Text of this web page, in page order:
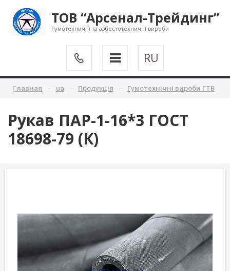
ТОВ “Арсенал-Трейдинг”
Гумотехничні та азбестотехничні вироби
RU
Главная ua Продукція Гумотехнічні вироби ГТВ
Рукав ПАР-1-16*3 ГОСТ
18698-79 (К)